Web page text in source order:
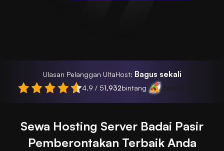
Ulasan Pelanggan UltaHost: Bagus sekali
4.9 / 51,932bintang
Sewa Hosting Server Badai Pasir
Pemberontakan Terbaik Anda